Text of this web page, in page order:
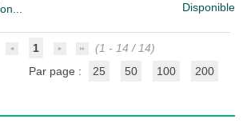
Disponible
1
(1 - 14 / 14)
Par page :
25 50 100 200